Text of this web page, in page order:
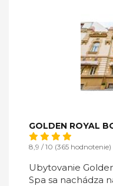
GOLDEN ROYAL
8,9 / 10 (365 hodnotenie)
Ubytovanie
Spa sa nachádza